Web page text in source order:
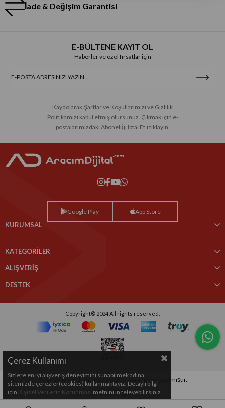
İade & Değişim Garantisi
E-BÜLTENE KAYIT OL
Haberler ve özel fırsatlar için
Kaydolarak Şartlar ve Koşullarımızı ve Gizlilik
Politikamızı kabul etmiş olursunuz. Çıkmak için e-
postalarımızdaki Aboneliği İptal Et’i tıklayın.
Google Play App Store
KURUMSAL
KATEGORİLER
ALIŞVERİŞ
DESTEK
Copyright© 2024 All rights reserved.
Bu sitenin kurulumu Keyo Digital tarafından yapılmıştır.
Çerez Kullanımı
Sizlere en iyi alışveriş deneyimini sunabilmek adına
sitemizde çerezler(cookies) kullanmaktayız. Detaylı bilgi
için Kişisel Verilerin Korunması metnini inceleyebilirsiniz.